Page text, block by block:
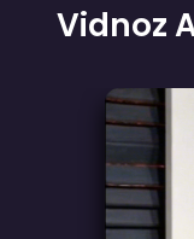
Side Step
Vidnoz